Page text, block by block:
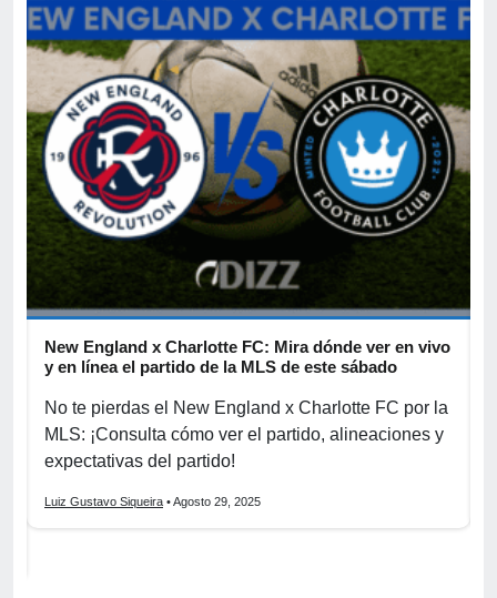
New England x Charlotte FC: Mira dónde ver en vivo
y en línea el partido de la MLS de este sábado
No te pierdas el New England x Charlotte FC por la
MLS: ¡Consulta cómo ver el partido, alineaciones y
expectativas del partido!
Luiz Gustavo Siqueira • Agosto 29, 2025